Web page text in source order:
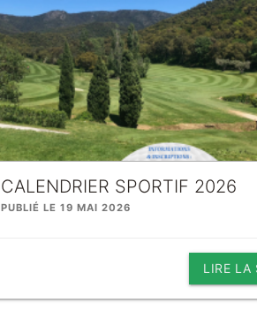
CALENDRIER SPORTIF 2026
PUBLIÉ LE 19 MAI 2026
LIRE LA